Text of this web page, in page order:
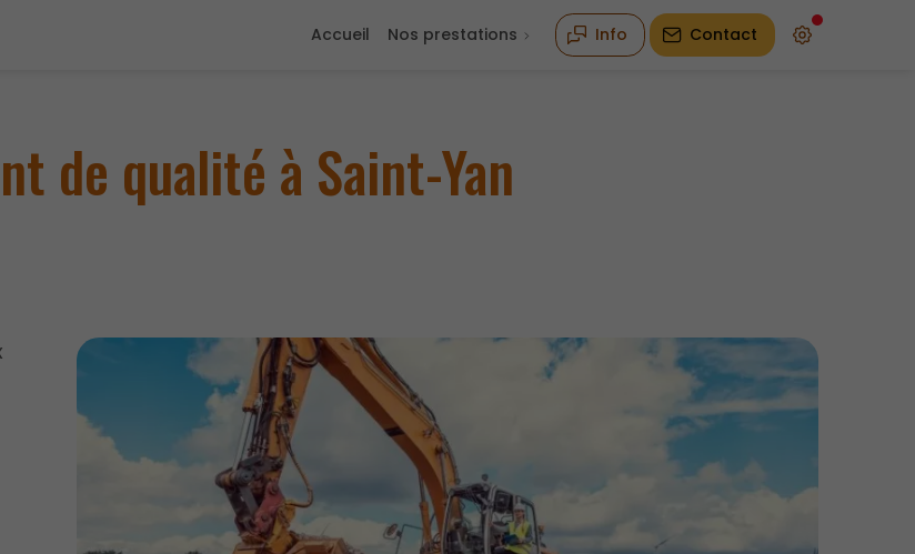
Accueil Nos prestations Info Contact
de qualité à Saint-Yan